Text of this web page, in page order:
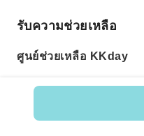
รับความช่วยเหลือ
ศูนย์ช่วยเหลือ KKday
รหัสสิ